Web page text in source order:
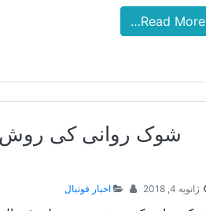
Read More…
شوک روانی کی روش
ژانویه 4, 2018 اخبار فوتبال